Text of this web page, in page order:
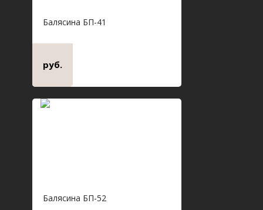
Балясина БП-41
руб.
Балясина БП-52